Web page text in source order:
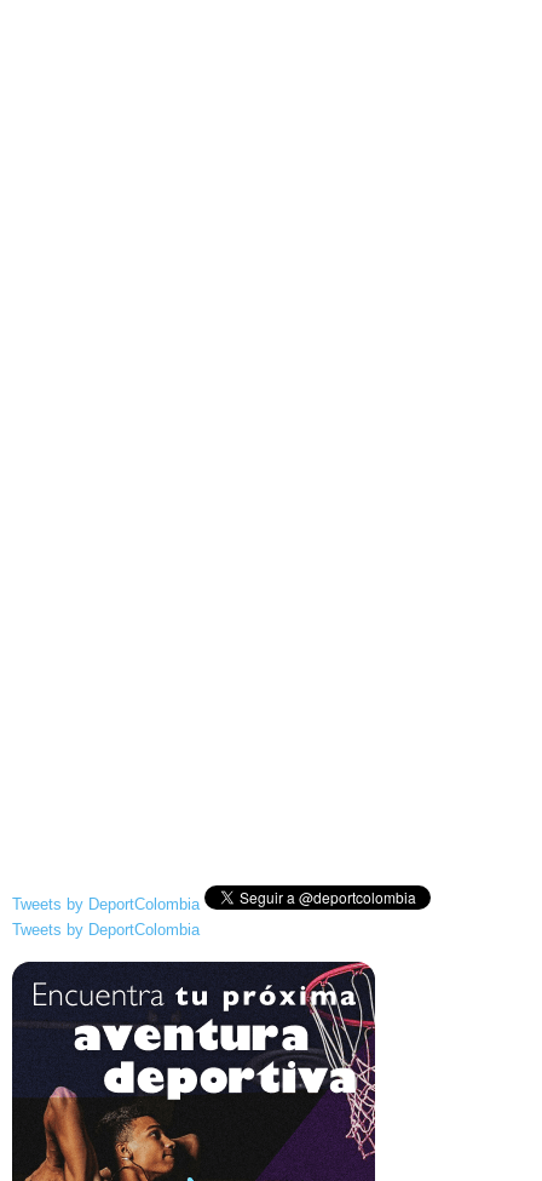
Tweets by DeportColombia
Tweets by DeportColombia